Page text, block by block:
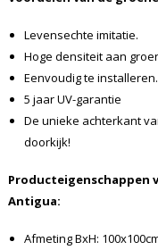
Levensechte imitatie.
Hoge densiteit aan
Eenvoudig te installeren.
5 jaar UV-garantie
De unieke achterkant
doorkijk!
Producteigenschappen
Antigua:
Afmeting BxH: